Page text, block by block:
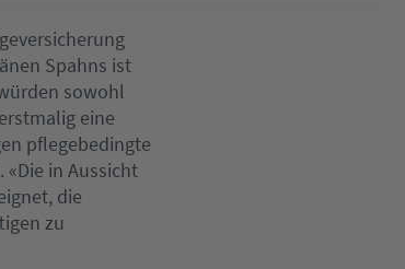
Spahns ist
sowohl
eine
pflegebedingte
in Aussicht
die
zu